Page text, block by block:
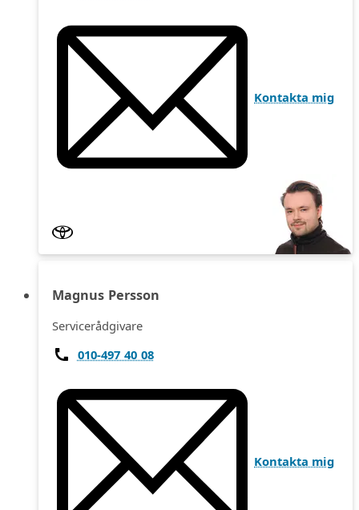
Kontakta mig
Magnus Persson
Servicerådgivare
010-497 40 08
Kontakta mig